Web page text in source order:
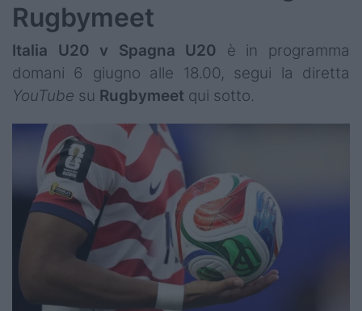
Rugbymeet
Italia U20 v Spagna U20 è in programma
domani 6 giugno alle 18.00, segui la diretta
YouTube su Rugbymeet qui sotto.